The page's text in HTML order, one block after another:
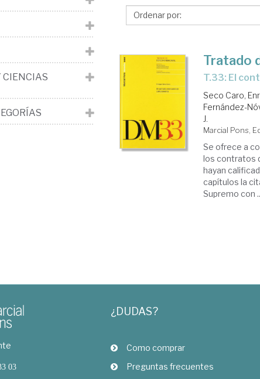
Enrique
Tratado
T.33: El
Seco Caro,
Fernández-
J.
Marcial Pons,
Se ofrece a
los contratos
hayan
capítulos la
Supremo con
CIENCIAS
03
¿DUDAS?
Como comprar
Preguntas frecuentes